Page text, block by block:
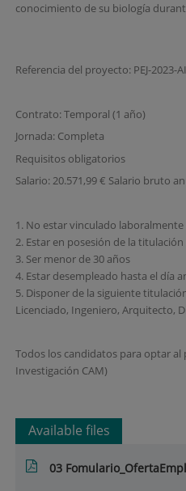
conocimiento de su biología
Referencia del proyecto: PEJ-2023-
Contrato: Temporal (1 año)
Jornada: Completa
Requisitos obligatorios
Salario: 20.571,99 € Salario bruto
1. No estar vinculado laboralmente
2. Estar en posesión de la
3. Ser menor de 30 años
4. Estar desempleado hasta el día
5. Disponer de la siguiente
Licenciado, Ingeniero, Arquitecto,
Todos los candidatos para optar al
Investigación CAM)
Available files
03